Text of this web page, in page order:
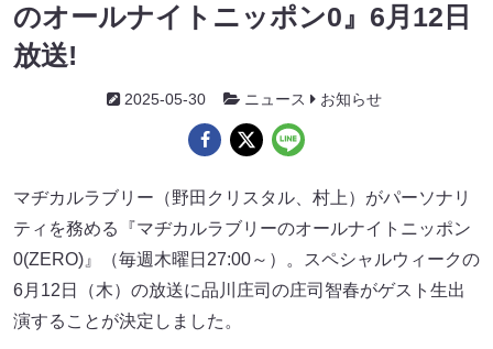
のオールナイトニッポン0』6月12日
放送!
2025-05-30 ニュース お知らせ
マヂカルラブリー（野田クリスタル、村上）がパーソナリ
ティを務める『マヂカルラブリーのオールナイトニッポン
0(ZERO)』（毎週木曜日27:00～）。スペシャルウィークの
6月12日（木）の放送に品川庄司の庄司智春がゲスト生出
演することが決定しました。